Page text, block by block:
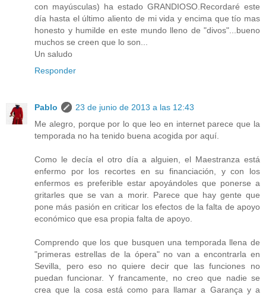
con mayúsculas) ha estado GRANDIOSO.Recordaré este
día hasta el último aliento de mi vida y encima que tío mas
honesto y humilde en este mundo lleno de "divos"...bueno
muchos se creen que lo son...
Un saludo
Responder
Pablo
23 de junio de 2013 a las 12:43
Me alegro, porque por lo que leo en internet parece que la
temporada no ha tenido buena acogida por aquí.
Como le decía el otro día a alguien, el Maestranza está
enfermo por los recortes en su financiación, y con los
enfermos es preferible estar apoyándoles que ponerse a
gritarles que se van a morir. Parece que hay gente que
pone más pasión en criticar los efectos de la falta de apoyo
económico que esa propia falta de apoyo.
Comprendo que los que busquen una temporada llena de
"primeras estrellas de la ópera" no van a encontrarla en
Sevilla, pero eso no quiere decir que las funciones no
puedan funcionar. Y francamente, no creo que nadie se
crea que la cosa está como para llamar a Garança y a